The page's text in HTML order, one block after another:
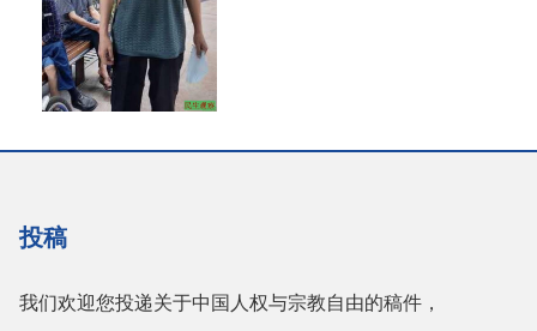
投稿
我们欢迎您投递关于中国人权与宗教自由的稿件，